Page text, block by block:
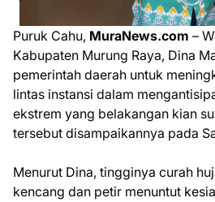
Puruk Cahu, MuraNews.com –
Kabupaten Murung Raya, Dina
pemerintah daerah untuk
lintas instansi dalam
ekstrem yang belakangan kian
tersebut disampaikannya pada
Menurut Dina, tingginya curah
kencang dan petir menuntut